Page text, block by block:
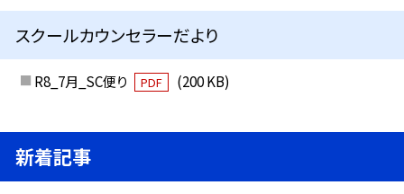
スクールカウンセラーだより
R8_7月_SC便り PDF (200 KB)
新着記事